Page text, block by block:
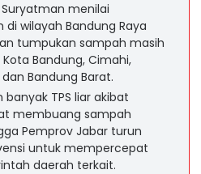
menilai
wilayah Bandung Raya
tumpukan sampah masih
Bandung, Cimahi,
Bandung Barat.
TPS liar akibat
membuang sampah
Pemprov Jabar turun
untuk mempercepat
daerah terkait.